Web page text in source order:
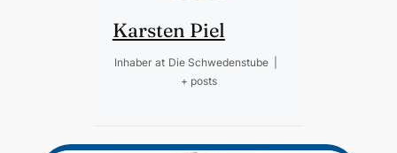
Karsten Piel
Inhaber at Die Schwedenstube
+ posts